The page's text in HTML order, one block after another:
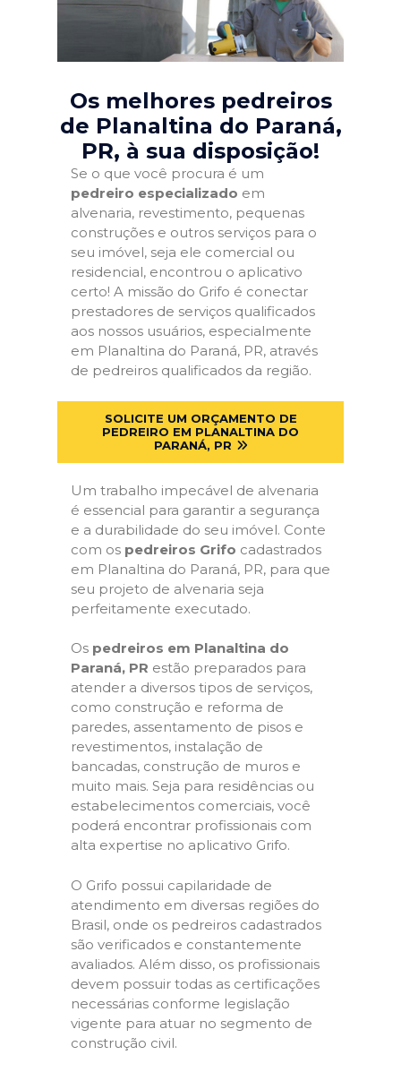
Os melhores pedreiros
de Planaltina do Paraná,
PR, à sua disposição!
Se o que você procura é um
pedreiro especializado em
alvenaria, revestimento, pequenas
construções e outros serviços para o
seu imóvel, seja ele comercial ou
residencial, encontrou o aplicativo
certo! A missão do Grifo é conectar
prestadores de serviços qualificados
aos nossos usuários, especialmente
em Planaltina do Paraná, PR, através
de pedreiros qualificados da região.
SOLICITE UM ORÇAMENTO DE
PEDREIRO EM PLANALTINA DO
PARANÁ, PR
Um trabalho impecável de alvenaria
é essencial para garantir a segurança
e a durabilidade do seu imóvel. Conte
com os pedreiros Grifo cadastrados
em Planaltina do Paraná, PR, para que
seu projeto de alvenaria seja
perfeitamente executado.
Os pedreiros em Planaltina do
Paraná, PR estão preparados para
atender a diversos tipos de serviços,
como construção e reforma de
paredes, assentamento de pisos e
revestimentos, instalação de
bancadas, construção de muros e
muito mais. Seja para residências ou
estabelecimentos comerciais, você
poderá encontrar profissionais com
alta expertise no aplicativo Grifo.
O Grifo possui capilaridade de
atendimento em diversas regiões do
Brasil, onde os pedreiros cadastrados
são verificados e constantemente
avaliados. Além disso, os profissionais
devem possuir todas as certificações
necessárias conforme legislação
vigente para atuar no segmento de
construção civil.